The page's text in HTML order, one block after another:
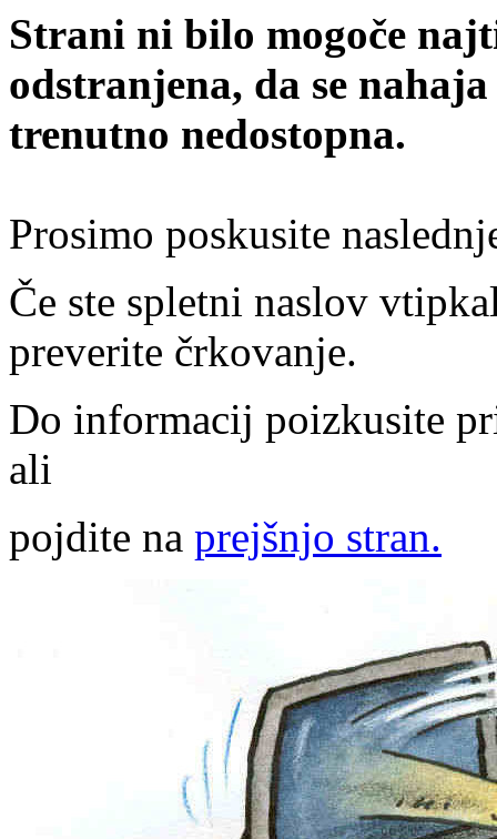
Strani ni bilo mogoče
odstranjena, da se
trenutno nedostopna.
Prosimo poskusite
Če ste spletni naslov
preverite črkovanje.
Do informacij poizkusite
ali
pojdite na prejšnjo stran.